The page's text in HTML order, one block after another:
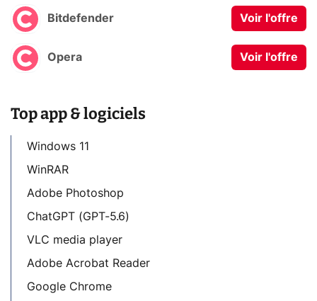
Bitdefender Voir l'offre
Opera Voir l'offre
Top app & logiciels
Windows 11
WinRAR
Adobe Photoshop
ChatGPT (GPT-5.6)
VLC media player
Adobe Acrobat Reader
Google Chrome